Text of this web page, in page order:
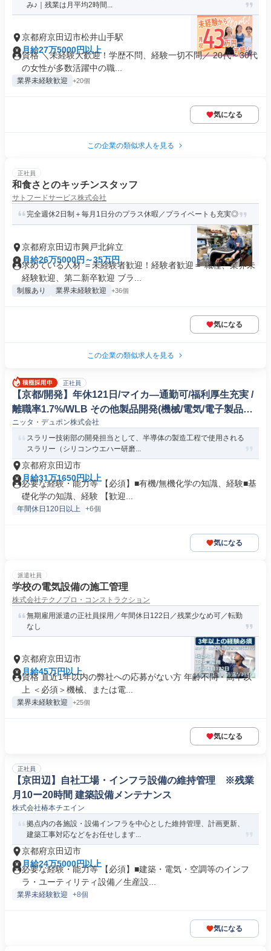
み♪｜残業は月平均2時間...
京都府京田辺市松井山手駅
月給27万5000円以上
資格 ＼未経験大歓迎！学歴不問、経験一切不問／ 20代～30代
の女性が多数活躍中の職...
業界未経験歓迎 +20個
気になる
この企業の類似求人を見る
正社員
和食さとのキッチンスタッフ
サトフードサービス株式会社
完全週休2日制＋毎月1日分のプラス休暇／プライベートも充実◎
京都府京田辺市興戸北鉾立
月給26万5000円～35万円
求めている人材 ＝未経験者歓迎！経験者歓迎＝ 職種、業界未
経験歓迎、第二新卒歓迎 ブラ...
制服あり 業界未経験歓迎 +36個
気になる
この企業の類似求人を見る
正社員
【京都/開発】年休121日/マイカ―通勤可/福利厚生充実 /
離職率1.7%/WLB その他製品開発(機械/電気/電子製品専
門職)
ニッタ・デュポン株式会社
スラリー技術部の開発担当として、半導体の製造工程で使用される
スラリー（シリコンウエハー研磨...
京都府京田辺市
月給31万1650円以上
必要な経験・能力等 【必須】■有機/無機化学の知識、経験■基
礎化学の知識、経験 【歓迎...
年間休日120日以上 +6個
気になる
派遣社員
学校の電気設備の施工管理
株式会社テクノプロ・コンストラクション
無期雇用派遣の正社員採用／年間休日122日／残業少なめ可／転勤
なし
京都府京田辺市
月給45万円以上
資格 直近1年以内の弊社への応募がない方 年齢不問・高卒以
上 ＜必須＞機械、または電...
業界未経験歓迎 +25個
気になる
正社員
【京田辺】自社工場・インフラ設備の維持管理 ※残業
月10ー20時間 建築設備メンテナンス
株式会社椿本チエイン
拠点内の各施設・設備インフラを中心とした維持管理、計画更新、
建築工事対応などをお任せします...
京都府京田辺市
月給24万5000円以上
必要な経験・能力等 【必須】■建築・電気・空調等のインフ
ラ・ユーティリティ設備／生産設...
業界未経験歓迎 +8個
気になる